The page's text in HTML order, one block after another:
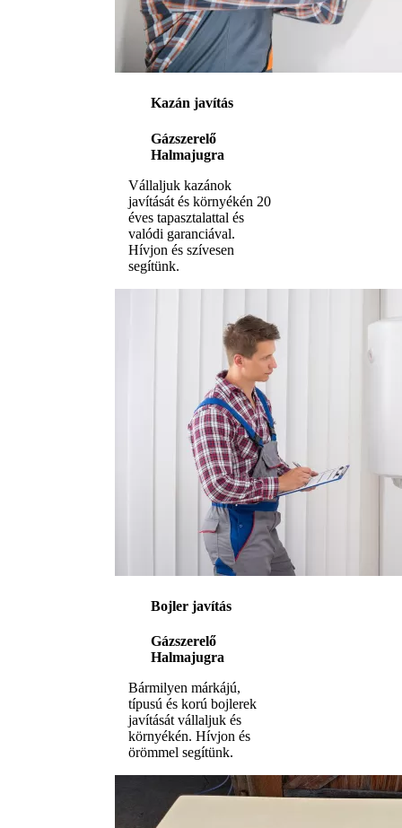
Kazán javítás
Gázszerelő
Halmajugra
Vállaljuk kazánok
javítását és környékén 20
éves tapasztalattal és
valódi garanciával.
Hívjon és szívesen
segítünk.
Bojler javítás
Gázszerelő
Halmajugra
Bármilyen márkájú,
típusú és korú bojlerek
javítását vállaljuk és
környékén. Hívjon és
örömmel segítünk.